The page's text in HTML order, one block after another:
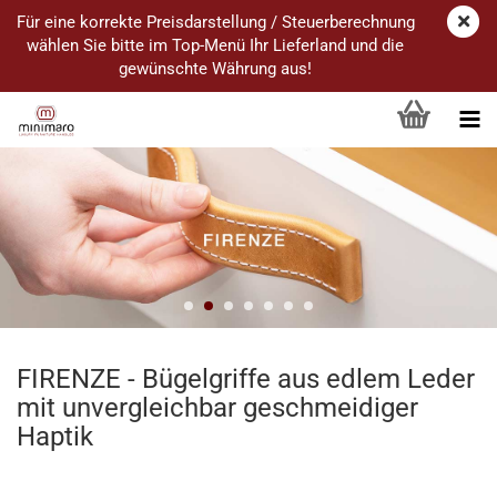
Für eine korrekte Preisdarstellung / Steuerberechnung
wählen Sie bitte im Top-Menü Ihr Lieferland und die
gewünschte Währung aus!
FIRENZE - Bügelgriffe aus edlem Leder
mit unvergleichbar geschmeidiger
Haptik